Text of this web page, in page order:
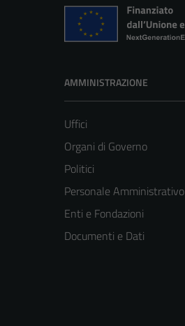
AMMINISTRAZIONE
Uffici
Organi di Governo
Politici
Personale Amministrativo
Enti e Fondazioni
Documenti e Dati